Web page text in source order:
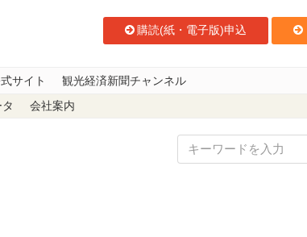
購読(紙・電子版)申込
サイト 観光経済新聞チャンネル
会社案内